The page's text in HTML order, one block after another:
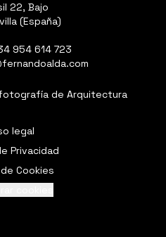
22, Bajo
(España)
954 614 723
de Arquitectura
legal
Privacidad
Cookies